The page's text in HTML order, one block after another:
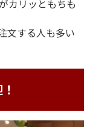
カリッともちも
文する人も多い